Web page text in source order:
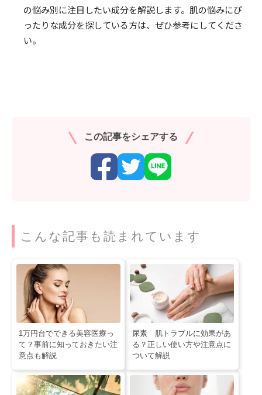
の悩み別に注目したい成分を解説します。肌の悩みにぴ
ったりな成分を探している方は、ぜひ参考にしてくださ
い。
この記事をシェアする
こんな記事も読まれています
1万円台でできる美容医療っ
て？事前に知っておきたい注
意点も解説
尿素 肌トラブルに効果があ
る？正しい使い方や注意点に
ついて解説